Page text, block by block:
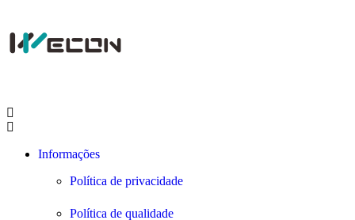
Informações
Política de privacidade
Política de qualidade